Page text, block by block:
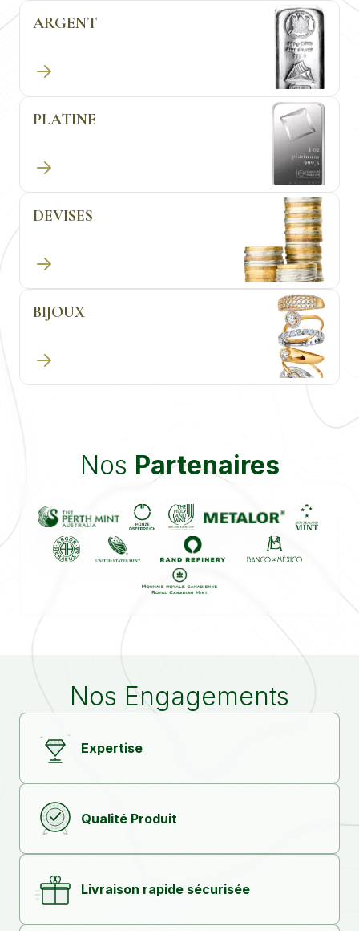
ARGENT
PLATINE
DEVISES
BIJOUX
Nos Partenaires
Nos Engagements
Expertise
Qualité Produit
Livraison rapide sécurisée